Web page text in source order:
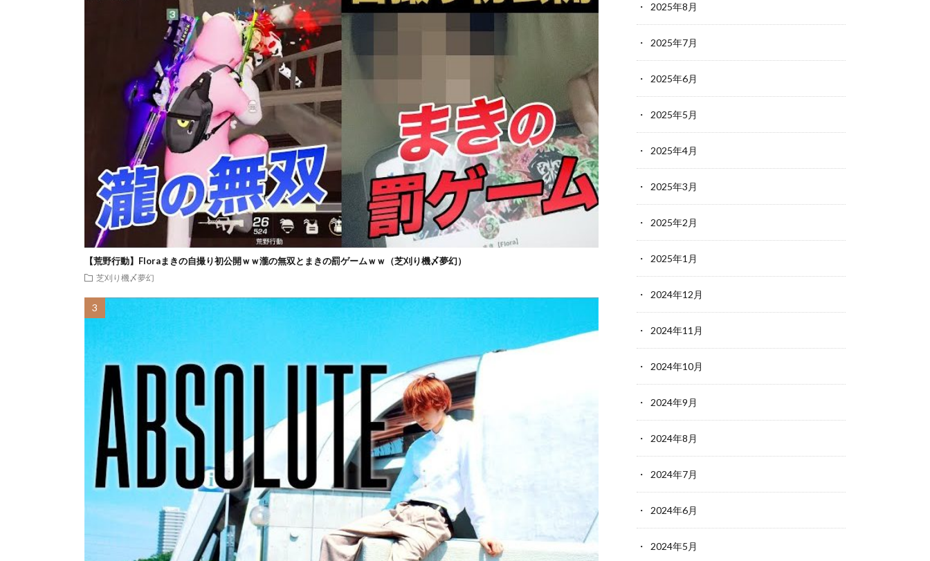
【荒野行動】Floraまきの自撮り初公開ｗｗ瀧の無双とまきの罰ゲームｗｗ（芝刈り機〆夢幻）
芝刈り機〆夢幻
2025年8月
2025年7月
2025年6月
2025年5月
2025年4月
2025年3月
2025年2月
2025年1月
2024年12月
2024年11月
2024年10月
2024年9月
2024年8月
2024年7月
2024年6月
2024年5月